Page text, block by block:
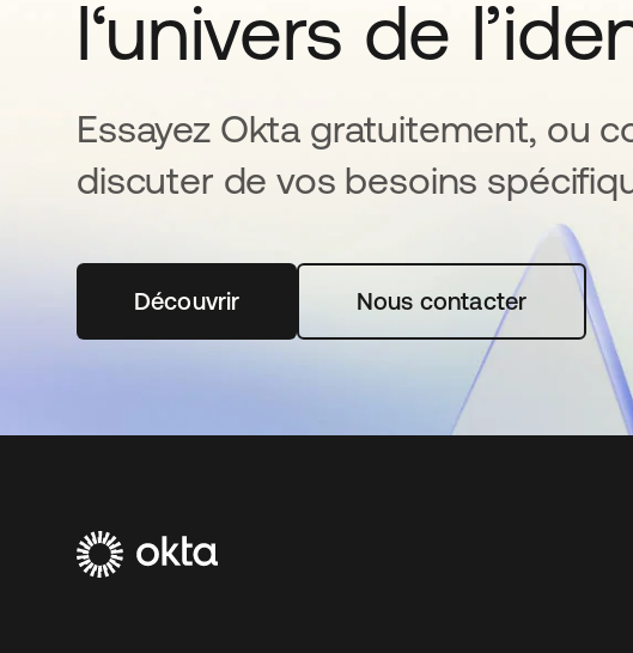
l‘univers de
Essayez Okta gratuitement, ou
discuter de vos besoins
Découvrirs’ouvre dans un nouvel onglet
Nous contacter